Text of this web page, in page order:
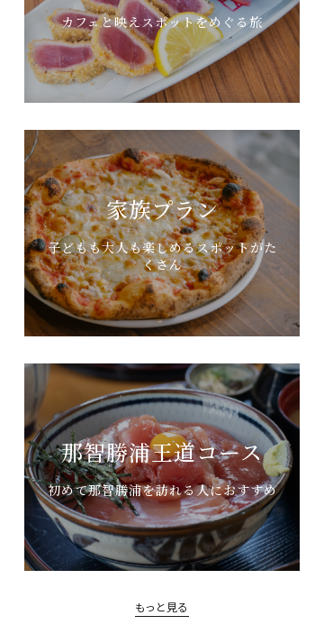
カフェと映えスポットをめぐる旅
家族プラン
子どもも大人も楽しめるスポットがた
くさん
那智勝浦王道コース
初めて那智勝浦を訪れる人におすすめ
もっと見る